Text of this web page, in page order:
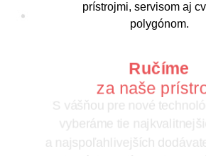
prístrojmi, servisom aj
polygónom.
Ručíme
za naše
vyberáme tie
a najspoľahlivejších